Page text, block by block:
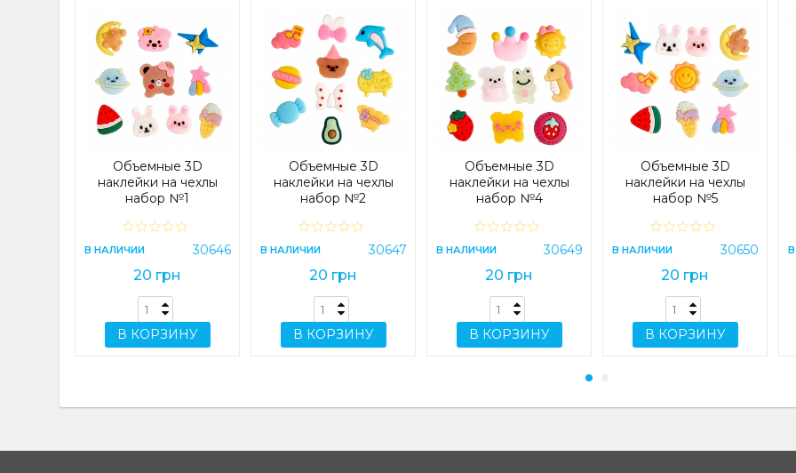
Объемные 3D
наклейки на чехлы
набор №1
В НАЛИЧИИ 30646
20 грн
В КОРЗИНУ
Объемные 3D
наклейки на чехлы
набор №2
В НАЛИЧИИ 30647
20 грн
В КОРЗИНУ
Объемные 3D
наклейки на чехлы
набор №4
В НАЛИЧИИ 30649
20 грн
В КОРЗИНУ
Объемные 3D
наклейки на чехлы
набор №5
В НАЛИЧИИ 30650
20 грн
В КОРЗИНУ